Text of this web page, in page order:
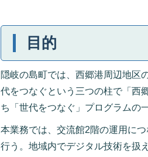
目的
隠岐の島町では、西郷港周辺地区
代をつなぐという三つの柱で「西
ち「世代をつなぐ」プログラムの
本業務では、交流館2階の運用に
行う。地域内でデジタル技術を扱